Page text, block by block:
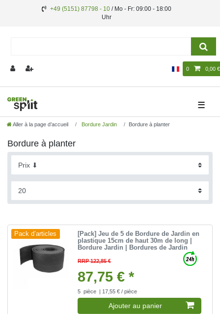
+49 (5151) 87798 - 10/ Mo - Fr: 09:00 - 18:00
Uhr
0 0,00 €
☰
Aller à la page d’accueil Bordure Jardin Bordure à planter
Bordure à planter
Pack d’articles
[Pack] Jeu de 5 de Bordure de Jardin en
plastique 15cm de haut 30m de long |
Bordure Jardin | Bordures de Jardin
RRP 122,85 €
87,75 € *
5 pièce | 17,55 € / pièce
Ajouter au panier